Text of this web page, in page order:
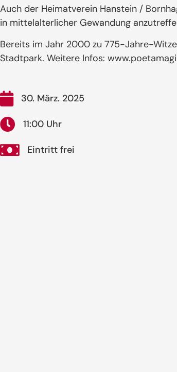
Auch der Heimatverein Hanstein /
in mittelalterlicher Gewandung
Bereits im Jahr 2000 zu 775-Jahre-
Stadtpark. Weitere Infos:
30. März. 2025
11:00 Uhr
Eintritt frei